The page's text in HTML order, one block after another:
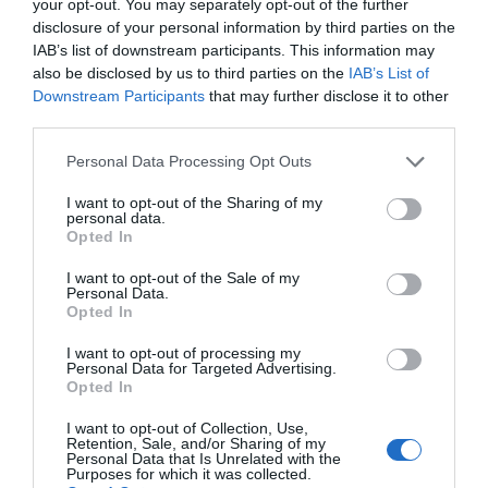
your opt-out. You may separately opt-out of the further
disclosure of your personal information by third parties on the
IAB’s list of downstream participants. This information may
also be disclosed by us to third parties on the IAB’s List of
Downstream Participants that may further disclose it to other
Personal Data Processing Opt Outs
I want to opt-out of the Sharing of my
personal data.
Opted In
I want to opt-out of the Sale of my
Personal Data.
Opted In
I want to opt-out of processing my
Personal Data for Targeted Advertising.
Opted In
I want to opt-out of Collection, Use,
Retention, Sale, and/or Sharing of my
Personal Data that Is Unrelated with the
Purposes for which it was collected.
buscadores, asistentes y chatbots que extraen
respuestas de Wikipedia nos sirven información
sin que tengamos que visitar su página original.
Esto significa que la inmensa audiencia de
web, y esto es un problema grave para el modelo
de conocimiento abierto. En concreto, la
Fundación Wikimedia ha detectado una caída de
los proyectos durante 2025. Y si bajan las visitas,
pueden bajar los ojos que ven errores y los
corrigen, y si menos gente edita errores, la calidad
se resiente. Y si baja la calidad, también puede
donaciones individuales, imprescindibles para la
viabilidad del proyecto.